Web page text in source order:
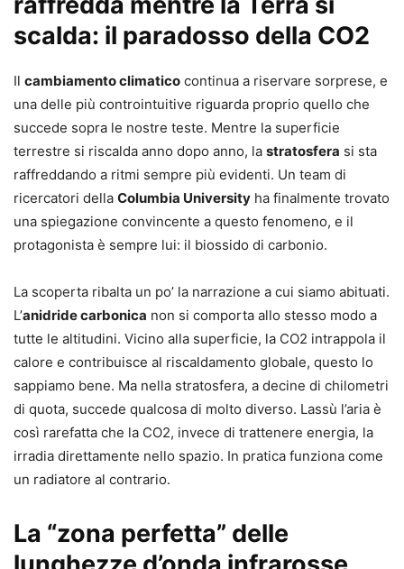
scalda: il paradosso della CO2
Il cambiamento climatico continua a riservare sorprese, e
una delle più controintuitive riguarda proprio quello che
succede sopra le nostre teste. Mentre la superficie
terrestre si riscalda anno dopo anno, la stratosfera si sta
raffreddando a ritmi sempre più evidenti. Un team di
ricercatori della Columbia University ha finalmente trovato
una spiegazione convincente a questo fenomeno, e il
protagonista è sempre lui: il biossido di carbonio.
La scoperta ribalta un po’ la narrazione a cui siamo abituati.
L’anidride carbonica non si comporta allo stesso modo a
tutte le altitudini. Vicino alla superficie, la CO2 intrappola il
calore e contribuisce al riscaldamento globale, questo lo
sappiamo bene. Ma nella stratosfera, a decine di chilometri
di quota, succede qualcosa di molto diverso. Lassù l’aria è
così rarefatta che la CO2, invece di trattenere energia, la
irradia direttamente nello spazio. In pratica funziona come
un radiatore al contrario.
La “zona perfetta” delle